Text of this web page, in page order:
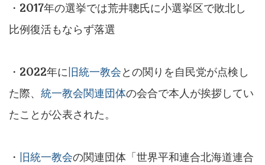
・2017年の選挙では荒井聰氏に小選挙区で敗北し
比例復活もならず落選
・2022年に旧統一教会との関りを自民党が点検し
た際、 統一教会関連団体の会合で本人が挨拶してい
たことが公表された。
・ 旧統一教会の関連団体「世界平和連合北海道連合